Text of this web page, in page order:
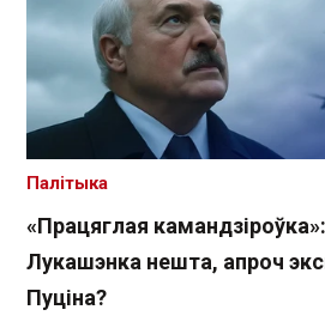
«Працяглая
Лукашэнка нешта, апроч
Пуціна?
Палітыка